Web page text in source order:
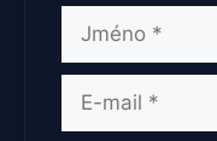
Jméno